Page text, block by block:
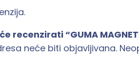
recenzirati “GUMA
neće biti objavljivana.